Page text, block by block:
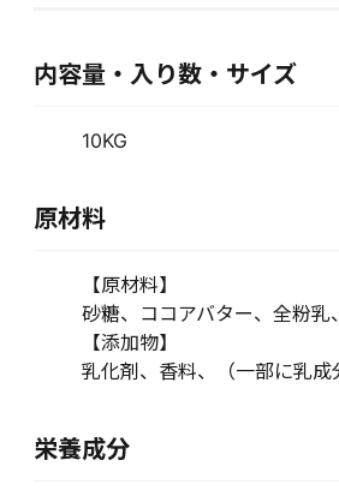
内容量・入り数・サイズ
10KG
原材料
【原材料】
砂糖、ココアバター、全粉乳
【添加物】
乳化剤、香料、（一部に乳成
栄養成分